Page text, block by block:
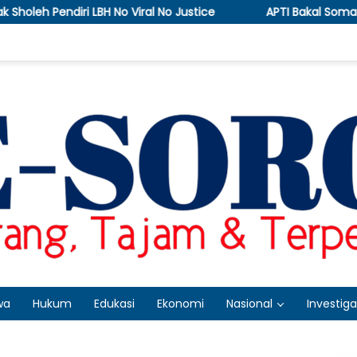
No Justice APTI Bakal Somasi dan Gugat KPPU,
Hukum Edukasi Ekonomi Nasional